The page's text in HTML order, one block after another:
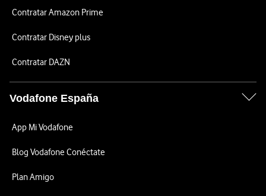
Contratar Amazon Prime
Contratar Disney plus
Contratar DAZN
Vodafone España
App Mi Vodafone
Blog Vodafone Conéctate
Plan Amigo